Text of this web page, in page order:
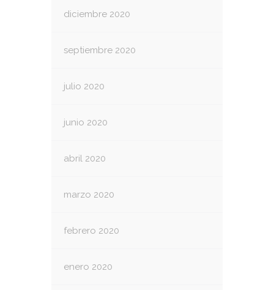
diciembre 2020
septiembre 2020
julio 2020
junio 2020
abril 2020
marzo 2020
febrero 2020
enero 2020